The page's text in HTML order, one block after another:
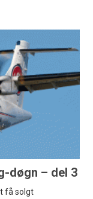
døgn – del 3
få solgt